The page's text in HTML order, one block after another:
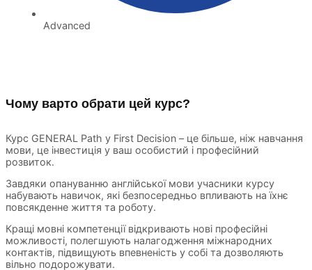
Advanced
Чому варто обрати цей курс?
Курс GENERAL Path у First Decision – це більше, ніж навчання
мови, це інвестиція у ваш особистий і професійний
розвиток.
Завдяки опануванню англійської мови учасники курсу
набувають навичок, які безпосередньо впливають на їхнє
повсякденне життя та роботу.
Кращі мовні компетенції відкривають нові професійні
можливості, полегшують налагодження міжнародних
контактів, підвищують впевненість у собі та дозволяють
вільно подорожувати.